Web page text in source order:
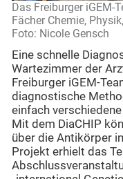
Das Freiburger iGEM-
Fächer Chemie,
Foto: Nicole Gensch
Eine schnelle
Wartezimmer der
Freiburger iGEM-
diagnostische
einfach
Mit dem DiaCHIP
über die Antikörper
Projekt erhielt das